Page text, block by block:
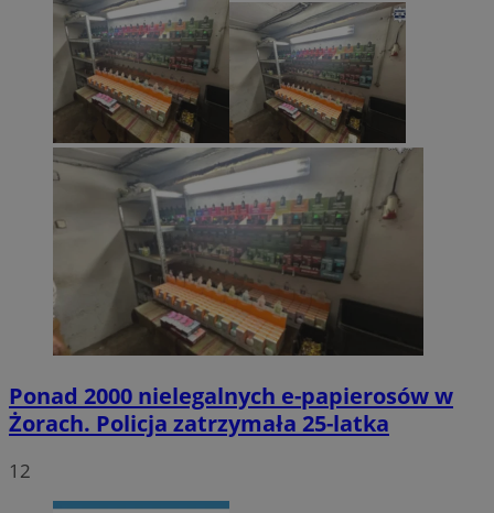
Ponad 2000 nielegalnych e-papierosów w
Żorach. Policja zatrzymała 25-latka
12